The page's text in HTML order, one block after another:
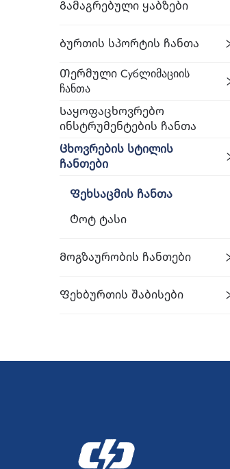
Გამაგრებული Ყაბზები
Ბურთის Სპორტის Ჩანთა
Თერმული Субლიმაციის
Ჩანთა
Საყოფაცხოვრებო
Ინსტრუმენტების Ჩანთა
Ცხოვრების Სტილის
Ჩანთები
Ფეხსაცმის Ჩანთა
Ტოტ Ტასი
Მოგზაურობის Ჩანთები
Ფეხბურთის Შაბისები